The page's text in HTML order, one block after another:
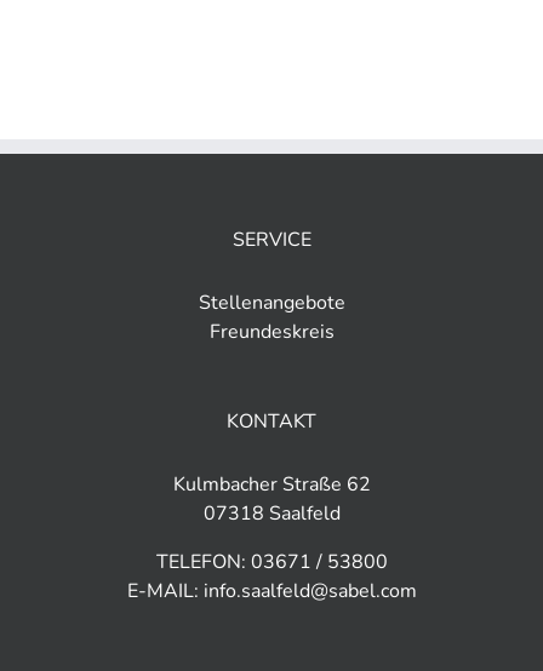
SERVICE
Stellenangebote
Freundeskreis
KONTAKT
Kulmbacher Straße 62
07318 Saalfeld
TELEFON: 03671 / 53800
E-MAIL: info.saalfeld@sabel.com